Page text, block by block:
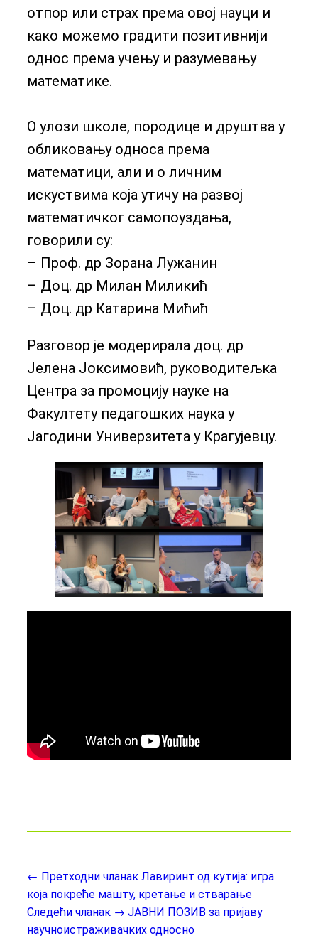
отпор или страх према овој науци и
како можемо градити позитивнији
однос према учењу и разумевању
математике.
О улози школе, породице и друштва у
обликовању односа према
математици, али и о личним
искуствима која утичу на развој
математичког самопоуздања,
говорили су:
– Проф. др Зорана Лужанин
– Доц. др Милан Миликић
– Доц. др Катарина Мићић
Разговор је модерирала доц. др
Јелена Јоксимовић, руководитељка
Центра за промоцију науке на
Факултету педагошких наука у
Јагодини Универзитета у Крагујевцу.
← Претходни чланак Лавиринт од кутија: игра
која покреће машту, кретање и стварање
Следећи чланак → ЈАВНИ ПОЗИВ за пријаву
научноистраживачких односно